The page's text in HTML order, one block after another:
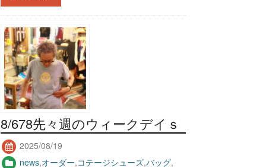
8/678先々週のウィークデイｓ
2025/08/19
news,オーダー,コテージシューズ,バッグ,